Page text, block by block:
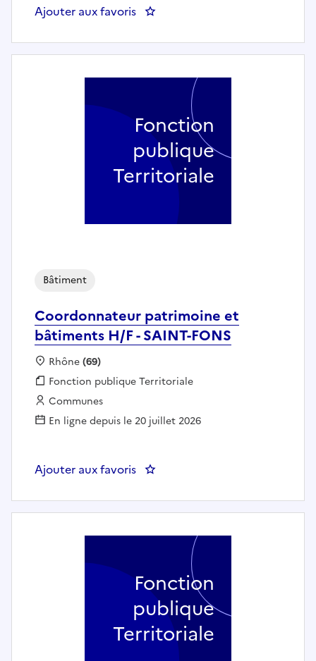
Ajouter aux favoris : Agent de maintenance des
Coordonnateur patrimoine et
bâtiments H/F - SAINT-FONS
Bâtiment
Localisation :
Rhône(69)
Fonction publique :
Fonction publique Territoriale
Employeur :
Communes
En ligne depuis le 20 juillet 2026
Ajouter aux favoris : Coordonnateur patrimoine et
Fonction
publique
Territoriale
Fonction
publique
Territoriale